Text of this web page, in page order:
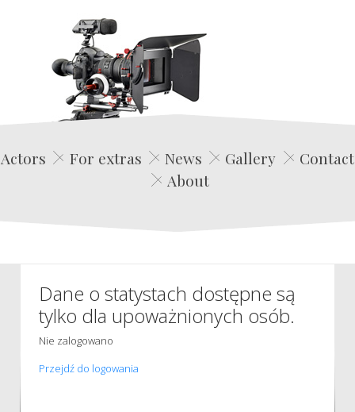
Edwin Film Agencja Aktorska
Actors For extras News Gallery
Contact
About
Dane o statystach dostępne są
tylko dla upoważnionych osób.
Nie zalogowano
Przejdź do logowania